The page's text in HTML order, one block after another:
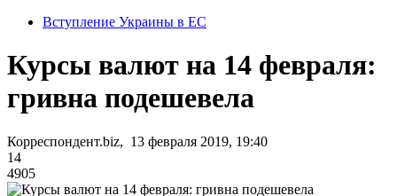
Вступление Украины в ЕС
Курсы валют на 14 февраля:
гривна подешевела
Корреспондент.biz, 13 февраля 2019, 19:40
14
4905